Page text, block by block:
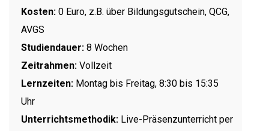
Kosten: 0 Euro, z.B. über Bildungsgutschein, QCG,
AVGS
Studiendauer: 8 Wochen
Zeitrahmen: Vollzeit
Lernzeiten: Montag bis Freitag, 8:30 bis 15:35
Uhr
Unterrichtsmethodik: Live-Präsenzunterricht per